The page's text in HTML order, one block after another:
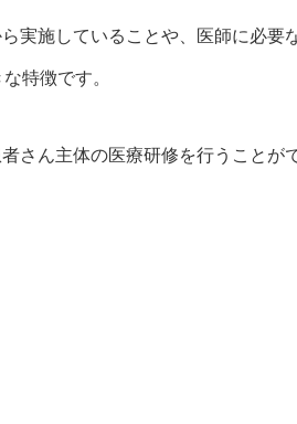
実施していることや、医師に必要
特徴です。
さん主体の医療研修を行うことが